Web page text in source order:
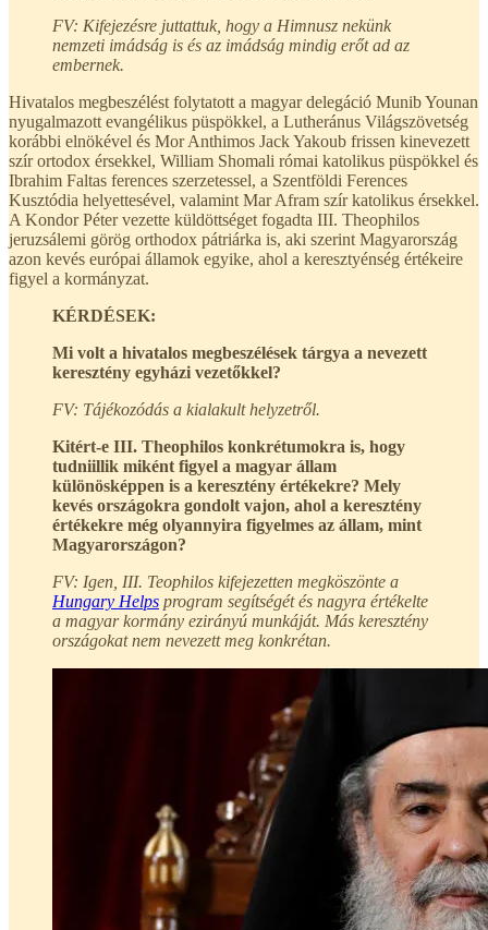
FV: Kifejezésre juttattuk, hogy a Himnusz nekünk
nemzeti imádság is és az imádság mindig erőt ad az
embernek.
Hivatalos megbeszélést folytatott a magyar delegáció Munib Younan
nyugalmazott evangélikus püspökkel, a Lutheránus Világszövetség
korábbi elnökével és Mor Anthimos Jack Yakoub frissen kinevezett
szír ortodox érsekkel, William Shomali római katolikus püspökkel és
Ibrahim Faltas ferences szerzetessel, a Szentföldi Ferences
Kusztódia helyettesével, valamint Mar Afram szír katolikus érsekkel.
A Kondor Péter vezette küldöttséget fogadta III. Theophilos
jeruzsálemi görög orthodox pátriárka is, aki szerint Magyarország
azon kevés európai államok egyike, ahol a keresztyénség értékeire
figyel a kormányzat.
KÉRDÉSEK:
Mi volt a hivatalos megbeszélések tárgya a nevezett
keresztény egyházi vezetőkkel?
FV: Tájékozódás a kialakult helyzetről.
Kitért-e III. Theophilos konkrétumokra is, hogy
tudniillik miként figyel a magyar állam
különösképpen is a keresztény értékekre? Mely
kevés országokra gondolt vajon, ahol a keresztény
értékekre még olyannyira figyelmes az állam, mint
Magyarországon?
FV: Igen, III. Teophilos kifejezetten megköszönte a
Hungary Helps program segítségét és nagyra értékelte
a magyar kormány ezirányú munkáját. Más keresztény
országokat nem nevezett meg konkrétan.